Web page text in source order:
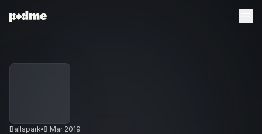
Ballspark 8 Mar 2019